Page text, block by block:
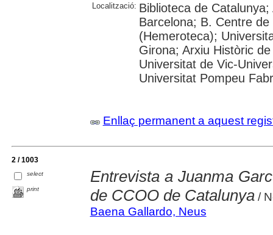
Localització: Biblioteca de
Barcelona; B. Centre
(Hemeroteca);
Girona; Arxiu Històric
Universitat de Vic-
Universitat Pompeu
Enllaç permanent a aquest
2 / 1003
select
print
Entrevista a Juanma
de CCOO de Catalunya/
Baena Gallardo, Neus